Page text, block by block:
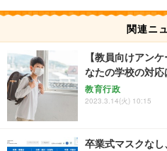
関連ニ
【教員向けアン
なたの学校の対応
教育行政
2023.3.14(火) 10:15
卒業式マスクな